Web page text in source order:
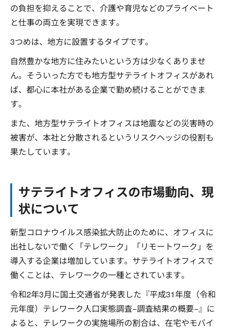
の負担を抑えることで、介護や育児などのプライベート
と仕事の両立を実現できます。
3つめは、地方に設置するタイプです。
自然豊かな地方に住みたいという方は少なくありませ
ん。そういった方でも地方型サテライトオフィスがあれ
ば、都心に本社がある企業で勤め続けることができま
す。
また、地方型サテライトオフィスは地震などの災害時の
被害が、本社と分散されるというリスクヘッジの役割も
果たしています。
サテライトオフィスの市場動向、現
状について
新型コロナウイルス感染拡大防止のために、オフィスに
出社しないで働く「テレワーク」「リモートワーク」を
導入する企業は増加しています。サテライトオフィスで
働くことは、テレワークの一種とされています。
令和2年3月に国土交通省が発表した『平成31年度（令和
元年度）テレワーク人口実態調査−調査結果の概要−』に
よると、テレワークの実施場所の割合は、在宅やモバイ